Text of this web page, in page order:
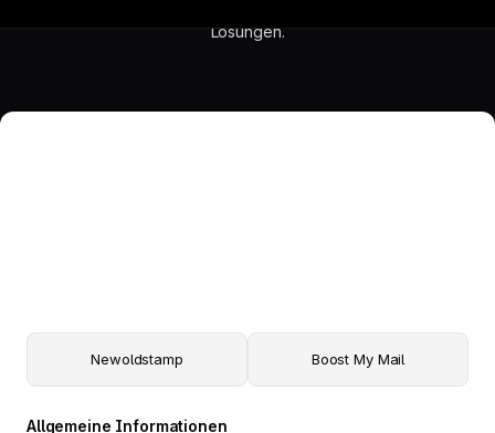
Lösungen.
Newoldstamp Boost My Mail
Allgemeine Informationen